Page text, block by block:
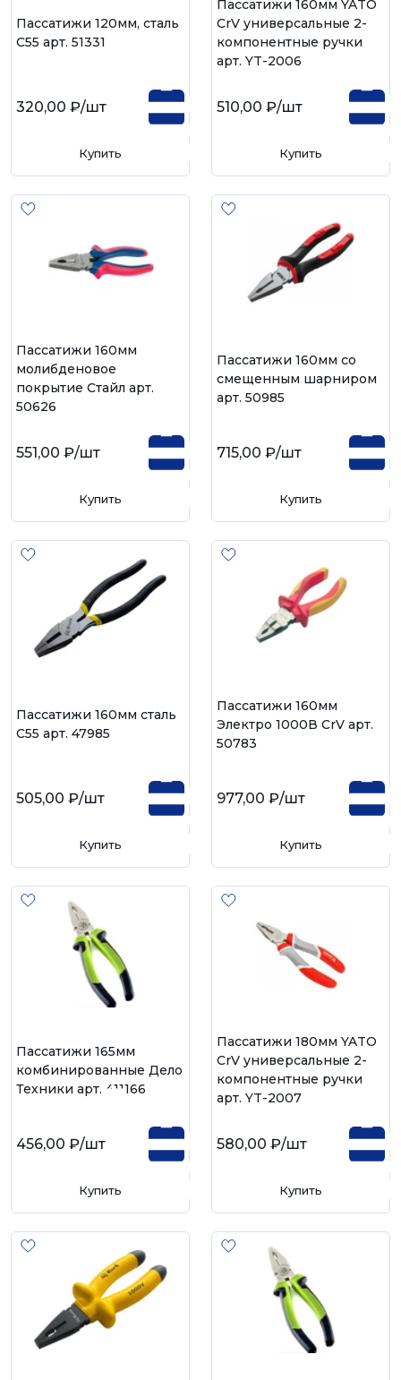
Пассатижи 120мм, сталь
С55 арт. 51331
320,00 ₽/шт
Купить
Пассатижи 160мм YATO
CrV универсальные 2-
компонентные ручки
арт. YT-2006
510,00 ₽/шт
Купить
Пассатижи 160мм
молибденовое
покрытие Стайл арт.
50626
551,00 ₽/шт
Купить
Пассатижи 160мм со
смещенным шарниром
арт. 50985
715,00 ₽/шт
Купить
Пассатижи 160мм сталь
С55 арт. 47985
505,00 ₽/шт
Купить
Пассатижи 160мм
Электро 1000В CrV арт.
50783
977,00 ₽/шт
Купить
Пассатижи 165мм
комбинированные Дело
Техники арт. 411166
456,00 ₽/шт
Купить
Пассатижи 180мм YATO
CrV универсальные 2-
компонентные ручки
арт. YT-2007
580,00 ₽/шт
Купить